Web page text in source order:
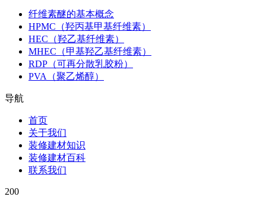
纤维素醚的基本概念
HPMC（羟丙基甲基纤维素）
HEC（羟乙基纤维素）
MHEC（甲基羟乙基纤维素）
RDP（可再分散乳胶粉）
PVA（聚乙烯醇）
导航
首页
关于我们
装修建材知识
装修建材百科
联系我们
200